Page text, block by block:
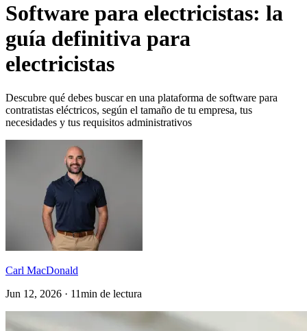
Software para electricistas: la
guía definitiva para
electricistas
Descubre qué debes buscar en una plataforma de software para
contratistas eléctricos, según el tamaño de tu empresa, tus
necesidades y tus requisitos administrativos
Carl MacDonald
Jun 12, 2026 · 11min de lectura